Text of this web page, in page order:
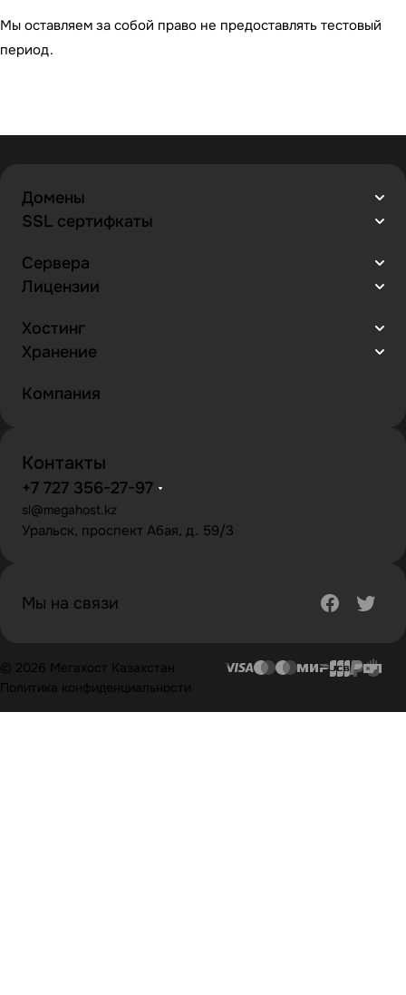
Мы оставляем за собой право не предоставлять тестовый
период.
Домены
SSL сертифкаты
Сервера
Лицензии
Хостинг
Хранение
Компания
Контакты
+7 727 356-27-97
sl@megahost.kz
Уральск, проспект Абая, д. 59/3
Мы на связи
© 2026 Мегахост Казахстан
Политика конфиденциальности